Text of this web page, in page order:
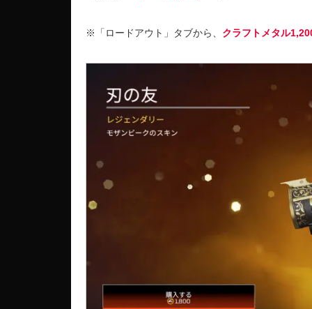
※「ロードアウト」タブから、 クラフトメタル